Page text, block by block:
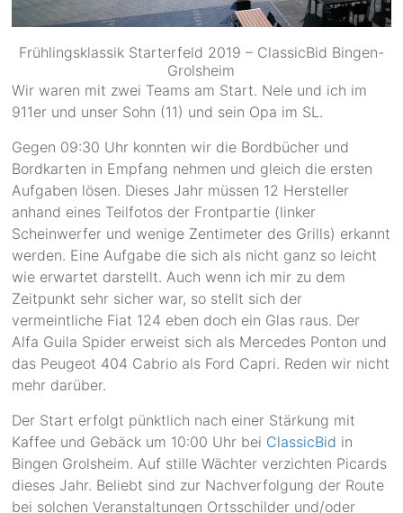
Frühlingsklassik Starterfeld 2019 – ClassicBid Bingen-
Grolsheim
Wir waren mit zwei Teams am Start. Nele und ich im
911er und unser Sohn (11) und sein Opa im SL.
Gegen 09:30 Uhr konnten wir die Bordbücher und
Bordkarten in Empfang nehmen und gleich die ersten
Aufgaben lösen. Dieses Jahr müssen 12 Hersteller
anhand eines Teilfotos der Frontpartie (linker
Scheinwerfer und wenige Zentimeter des Grills) erkannt
werden. Eine Aufgabe die sich als nicht ganz so leicht
wie erwartet darstellt. Auch wenn ich mir zu dem
Zeitpunkt sehr sicher war, so stellt sich der
vermeintliche Fiat 124 eben doch ein Glas raus. Der
Alfa Guila Spider erweist sich als Mercedes Ponton und
das Peugeot 404 Cabrio als Ford Capri. Reden wir nicht
mehr darüber.
Der Start erfolgt pünktlich nach einer Stärkung mit
Kaffee und Gebäck um 10:00 Uhr bei ClassicBid in
Bingen Grolsheim. Auf stille Wächter verzichten Picards
dieses Jahr. Beliebt sind zur Nachverfolgung der Route
bei solchen Veranstaltungen Ortsschilder und/oder